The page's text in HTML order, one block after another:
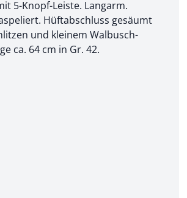
5-Knopf-Leiste. Langarm.
Hüftabschluss gesäumt
und kleinem Walbusch-
ca. 64 cm in Gr. 42.